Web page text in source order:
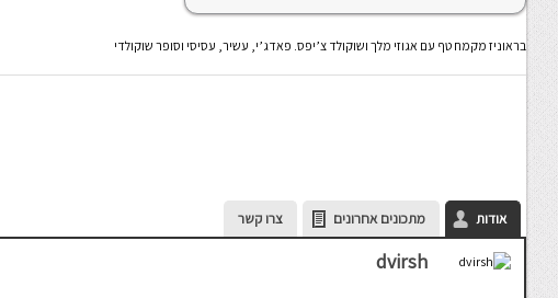
בראוניז מקמח טף עם אגוזי מלך ושוקולד צ’יפס. פאדג’י, עשיר, עסיסי וסופר שוקולדי
אודות מתכונים אחרונים צרו קשר
dvirsh